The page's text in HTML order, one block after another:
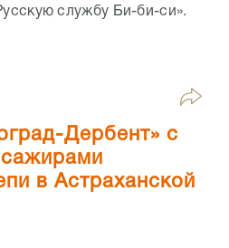
службу Би-би-си».
Дербент» с
в Астраханской